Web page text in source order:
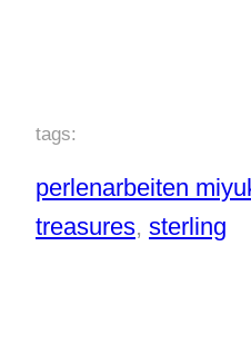
tags:
perlenarbeiten
treasures, sterling